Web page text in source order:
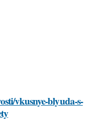
vkusnye-blyuda-s-